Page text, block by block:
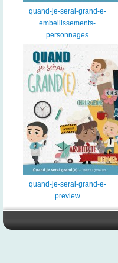
quand-je-serai-grand-e-
embellissements-
personnages
quand-je-serai-grand-e-
preview